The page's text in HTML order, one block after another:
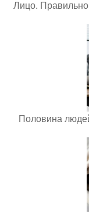
Лицо.
Половина